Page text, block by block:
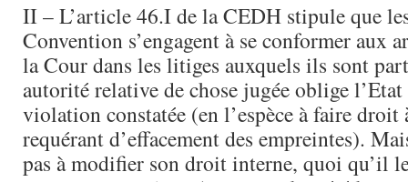
II – L’article 46.I de la CEDH stipule que
Convention s’engagent à se conformer aux
la Cour dans les litiges auxquels ils sont
autorité relative de chose jugée oblige
violation constatée (en l’espèce à faire droit
requérant d’effacement des empreintes).
pas à modifier son droit interne, quoi qu’il